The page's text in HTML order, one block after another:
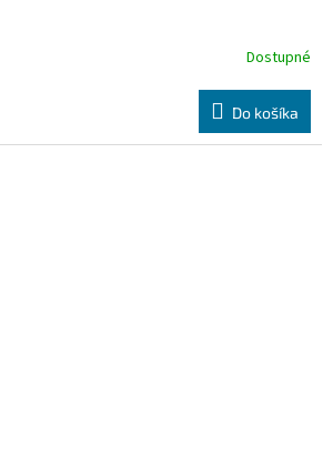
Dostupné
Do košíka